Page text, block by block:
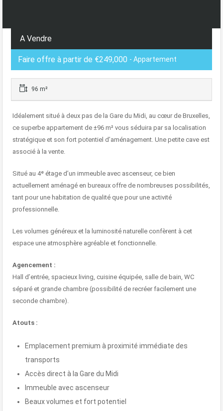
A Vendre
Faire offre à partir de €249,000 - Appartement
96 m²
Idéalement situé à deux pas de la Gare du Midi, au cœur de Bruxelles,
ce superbe appartement de ±96 m² vous séduira par sa localisation
stratégique et son fort potentiel d’aménagement. Une petite cave est
associé à la vente.
Situé au 4ᵉ étage d’un immeuble avec ascenseur, ce bien
actuellement aménagé en bureaux offre de nombreuses possibilités,
tant pour une habitation de qualité que pour une activité
professionnelle.
Les volumes généreux et la luminosité naturelle confèrent à cet
espace une atmosphère agréable et fonctionnelle.
Agencement :
Hall d’entrée, spacieux living, cuisine équipée, salle de bain, WC
séparé et grande chambre (possibilité de recréer facilement une
seconde chambre).
Atouts :
Emplacement premium à proximité immédiate des
transports
Accès direct à la Gare du Midi
Immeuble avec ascenseur
Beaux volumes et fort potentiel